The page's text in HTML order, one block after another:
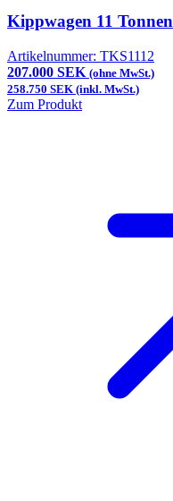
Kippwagen 11 Tonnen
Artikelnummer: TKS1112
207.000 SEK (ohne MwSt.)
258.750 SEK (inkl. MwSt.)
Zum Produkt